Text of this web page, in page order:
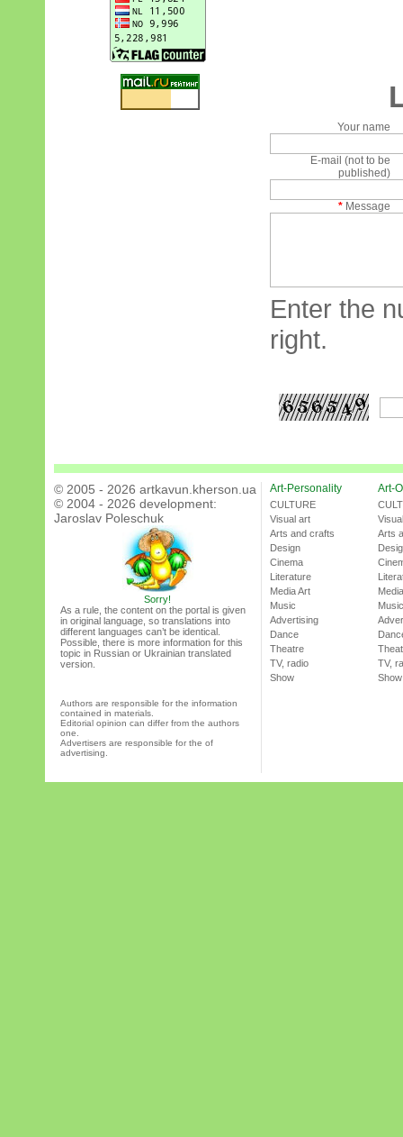
Your name
E-mail (not to be
published)
* Message
Enter the
right.
© 2005 - 2026 artkavun.kherson.ua
© 2004 - 2026 development:
Jaroslav Poleschuk
Sorry!
As a rule, the content on the portal is given
in original language, so translations into
different languages can’t be identical.
Possible, there is more information for this
topic in Russian or Ukrainian translated
version.
Authors are responsible for the information
contained in materials.
Editorial opinion can differ from the authors
one.
Advertisers are responsible for the of
advertising.
Art-Personality
CULTURE
Visual art
Arts and crafts
Design
Cinema
Literature
Media Art
Music
Advertising
Dance
Theatre
TV, radio
Show
Art-
Arts
Music
TV,
Show